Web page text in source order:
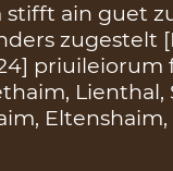
ain guet
zugestelt
priuileiorum
Lienthal,